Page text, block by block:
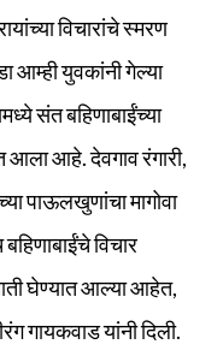
विचारांचे स्मरण
आम्ही युवकांनी गेल्या
संत बहिणाबाईंच्या
आला आहे. देवगाव रंगारी,
पाऊलखुणांचा मागोवा
विचार
घेण्यात आल्या आहेत,
गायकवाड यांनी दिली.